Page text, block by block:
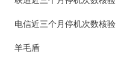
电信近三个月停机次数核验
羊毛盾